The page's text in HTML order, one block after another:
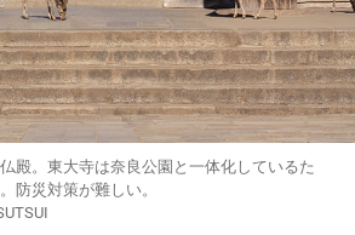
殿。東大寺は奈良公園と一体化しているた
防災対策が難しい。